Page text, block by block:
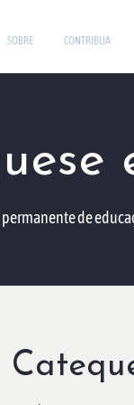
SOBRE CONTRIBUA
permanente de